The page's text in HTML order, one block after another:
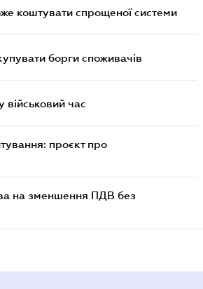
коштувати спрощеної системи
борги споживачів
військовий час
проєкт про
на зменшення ПДВ без